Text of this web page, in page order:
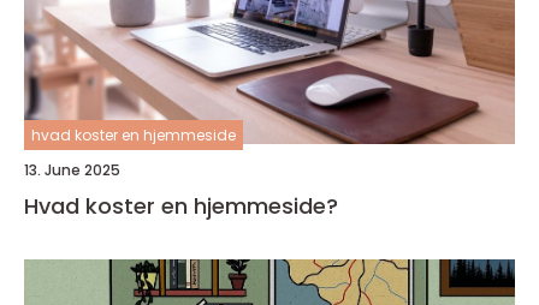
hvad koster en hjemmeside
13. June 2025
Hvad koster en hjemmeside?